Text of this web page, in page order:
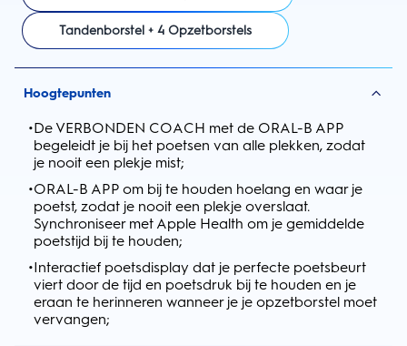
Tandenborstel + 4 Opzetborstels
Hoogtepunten
•De VERBONDEN COACH met de ORAL-B APP
begeleidt je bij het poetsen van alle plekken, zodat
je nooit een plekje mist;
•ORAL-B APP om bij te houden hoelang en waar je
poetst, zodat je nooit een plekje overslaat.
Synchroniseer met Apple Health om je gemiddelde
poetstijd bij te houden;
•Interactief poetsdisplay dat je perfecte poetsbeurt
viert door de tijd en poetsdruk bij te houden en je
eraan te herinneren wanneer je je opzetborstel moet
vervangen;